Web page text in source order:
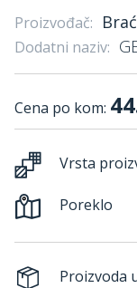
Proizvođač:
Dodatni naziv:
Cena po kom:
Vrsta
Poreklo
Proizvoda